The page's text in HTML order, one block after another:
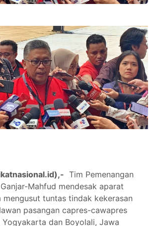
Tim Pemenangan
Mahfud mendesak aparat
mengusut tuntas tindak kekerasan
pasangan capres-cawapres
dan Boyolali, Jawa